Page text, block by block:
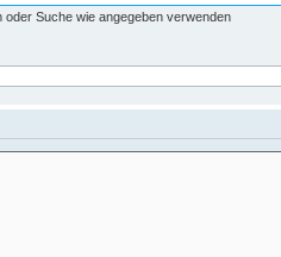
oder Suche wie angegeben verwenden